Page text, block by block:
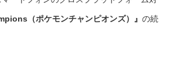
（ポケモンチャンピオンズ） 』 の続